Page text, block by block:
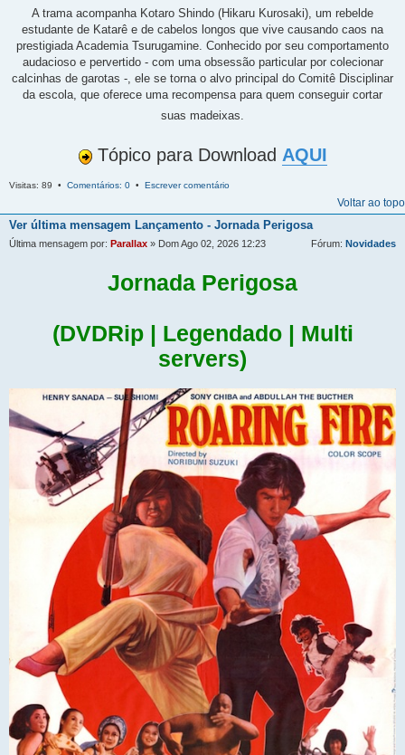
A trama acompanha Kotaro Shindo (Hikaru Kurosaki), um rebelde
estudante de Katarê e de cabelos longos que vive causando caos na
prestigiada Academia Tsurugamine. Conhecido por seu comportamento
audacioso e pervertido - com uma obsessão particular por colecionar
calcinhas de garotas -, ele se torna o alvo principal do Comitê Disciplinar
da escola, que oferece uma recompensa para quem conseguir cortar
suas madeixas.
Tópico para Download AQUI
Visitas: 89 • Comentários: 0 • Escrever comentário
Voltar ao topo
Ver última mensagem Lançamento - Jornada Perigosa
Última mensagem por: Parallax » Dom Ago 02, 2026 12:23 Fórum: Novidades
Jornada Perigosa
(DVDRip | Legendado | Multi
servers)